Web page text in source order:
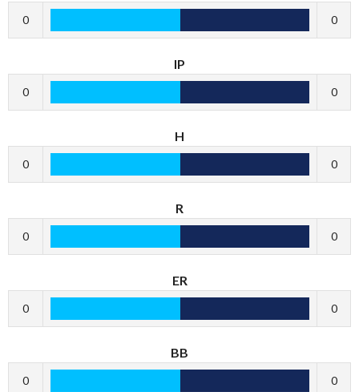
0 0
IP
0 0
H
0 0
R
0 0
ER
0 0
BB
0 0